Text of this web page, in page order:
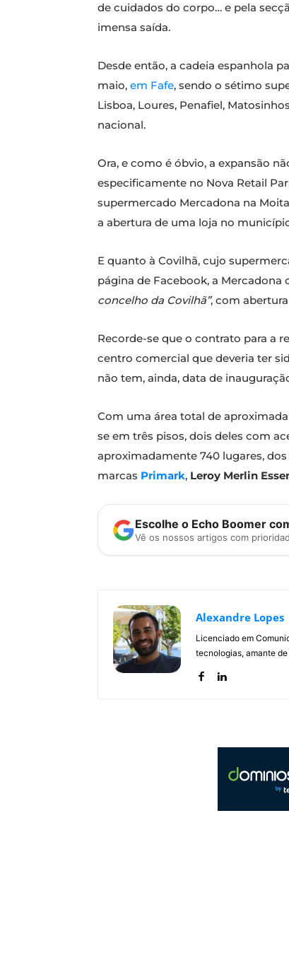
de cuidados do corpo… e pela
imensa saída.
Desde então, a cadeia espanhola
maio, em Fafe, sendo o sétimo
Lisboa, Loures, Penafiel,
nacional.
Ora, e como é óbvio, a expansão
especificamente no Nova Retail
supermercado Mercadona na
a abertura de uma loja no
E quanto à Covilhã, cujo
página de Facebook, a Mercadona
concelho da Covilhã”, com
Recorde-se que o contrato para a
centro comercial que deveria ter
não tem, ainda, data de
Com uma área total de
se em três pisos, dois deles com
aproximadamente 740 lugares,
marcas Primark, Leroy Merlin
Escolhe o Echo Boomer
Vê os nossos artigos com
Alexandre Lopes
Licenciado em
tecnologias, amante